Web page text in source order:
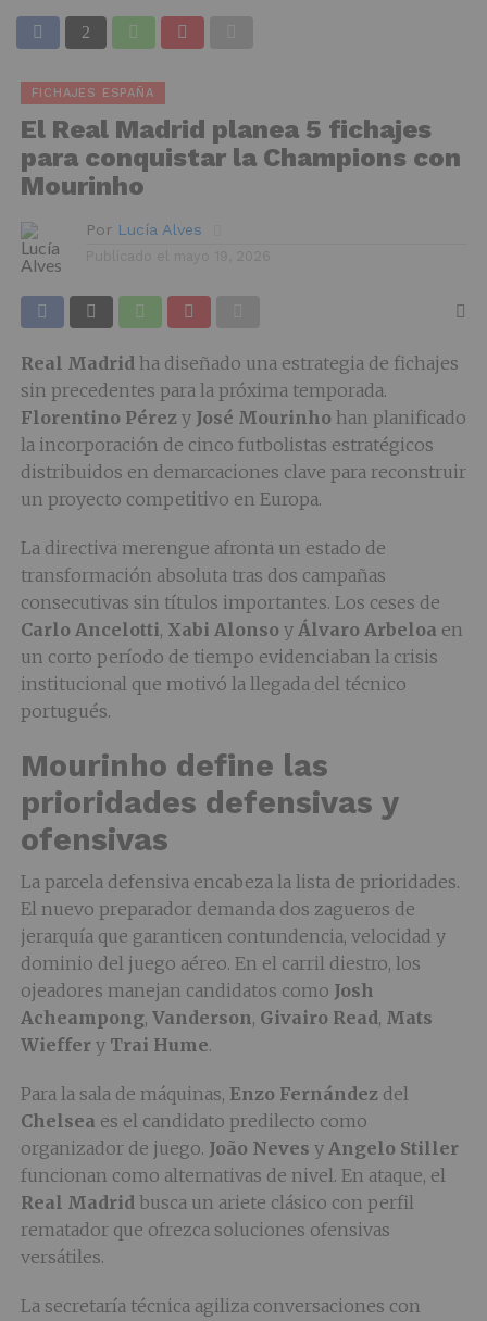
FICHAJES ESPAÑA
El Real Madrid planea 5 fichajes
para conquistar la Champions con
Mourinho
Por Lucía Alves
Real Madridha diseñado una estrategia de fichajes
sin precedentes para la próxima temporada.
Florentino Pérezy José Mourinhohan planificado
la incorporación de cinco futbolistas estratégicos
distribuidos en demarcaciones clave para reconstruir
un proyecto competitivo en Europa.
La directiva merengue afronta un estado de
transformación absoluta tras dos campañas
consecutivas sin títulos importantes. Los ceses de
Carlo Ancelotti, Xabi Alonsoy Álvaro Arbeloa en
un corto período de tiempo evidenciaban la crisis
institucional que motivó la llegada del técnico
portugués.
Mourinho define las
prioridades defensivas y
ofensivas
La parcela defensiva encabeza la lista de prioridades.
El nuevo preparador demanda dos zagueros de
jerarquía que garanticen contundencia, velocidad y
dominio del juego aéreo. En el carril diestro, los
ojeadores manejan candidatos como Josh
Acheampong, Vanderson, Givairo Read, Mats
Wieffery Trai Hume.
Para la sala de máquinas, Enzo Fernándezdel
Chelsea es el candidato predilecto como
organizador de juego. João Neves y Angelo Stiller
funcionan como alternativas de nivel. En ataque, el
Real Madridbusca un ariete clásico con perfil
rematador que ofrezca soluciones ofensivas
versátiles.
La secretaría técnica agiliza conversaciones con